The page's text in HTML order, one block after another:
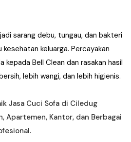
sarang debu, tungau, dan bakteri
keluarga. Percayakan
kepada Bell Clean dan rasakan hasil
lebih wangi, dan lebih higienis.
Jasa Cuci Sofa di Ciledug
Apartemen, Kantor, dan Berbagai